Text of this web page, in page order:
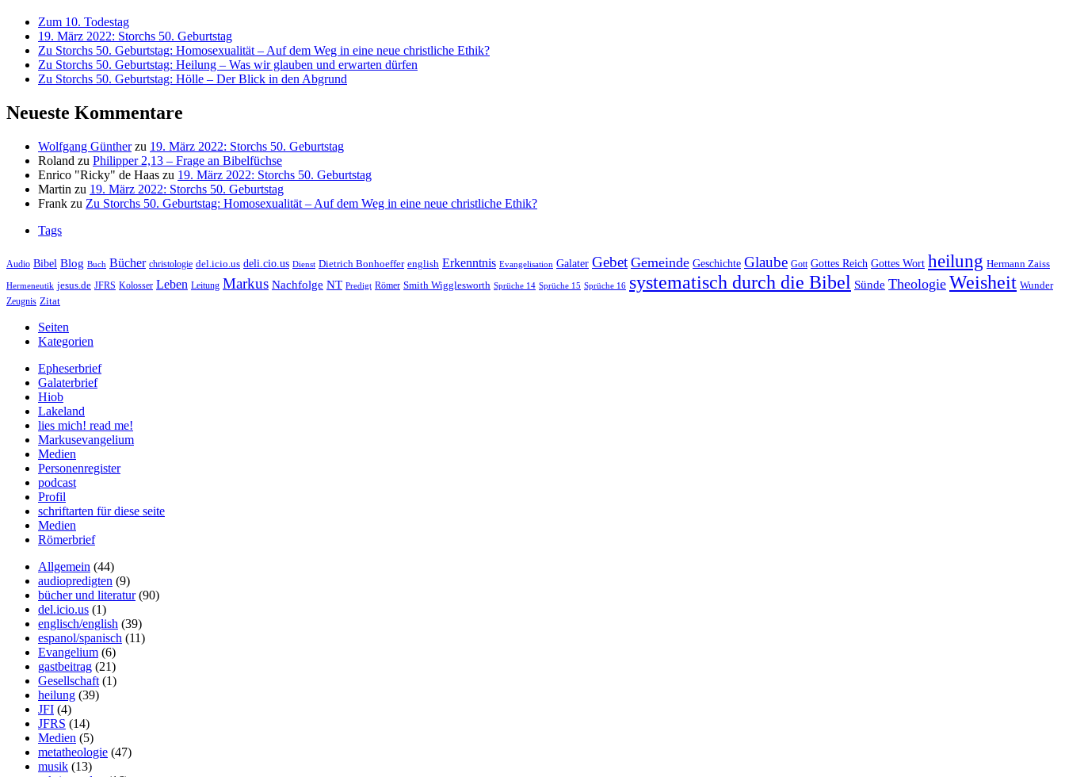
Zum 10. Todestag
19. März 2022: Storchs 50. Geburtstag
Zu Storchs 50. Geburtstag: Homosexualität – Auf dem Weg in eine neue christliche Ethik?
Zu Storchs 50. Geburtstag: Heilung – Was wir glauben und erwarten dürfen
Zu Storchs 50. Geburtstag: Hölle – Der Blick in den Abgrund
Neueste Kommentare
Wolfgang Güntherzu 19. März 2022: Storchs 50. Geburtstag
Roland zu Philipper 2,13 – Frage an Bibelfüchse
Enrico "Ricky" de Haas zu 19. März 2022: Storchs 50. Geburtstag
Martin zu 19. März 2022: Storchs 50. Geburtstag
Frank zu Zu Storchs 50. Geburtstag: Homosexualität – Auf dem Weg in eine neue christliche Ethik?
Tags
Audio Bibel Blog Buch Bücher christologie del.icio.us deli.cio.us Dienst Dietrich Bonhoeffer english Erkenntnis Evangelisation Galater Gebet Gemeinde Geschichte Glaube Gott Gottes Reich Gottes Wort heilung Hermann Zaiss
Hermeneutik jesus.de JFRS Kolosser Leben Leitung Markus Nachfolge NT Predigt Römer Smith Wigglesworth Sprüche 14 Sprüche 15 Sprüche 16 systematisch durch die Bibel Sünde Theologie Weisheit Wunder
Zeugnis Zitat
Seiten
Kategorien
Epheserbrief
Galaterbrief
Hiob
Lakeland
lies mich! read me!
Markusevangelium
Medien
Personenregister
podcast
Profil
schriftarten für diese seite
Medien
Römerbrief
Allgemein (44)
audiopredigten (9)
bücher und literatur(90)
del.icio.us (1)
englisch/english (39)
espanol/spanisch (11)
Evangelium (6)
gastbeitrag (21)
Gesellschaft (1)
heilung (39)
JFI (4)
JFRS (14)
Medien (5)
metatheologie (47)
musik (13)